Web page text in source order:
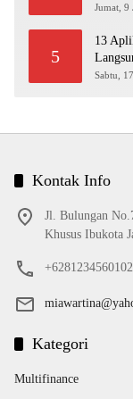
Jumat, 9
5
13
Sabtu,
Kontak Info
Jl. Bulungan
Khusus Ibukota
+6281234560102
Kategori
Multifinance